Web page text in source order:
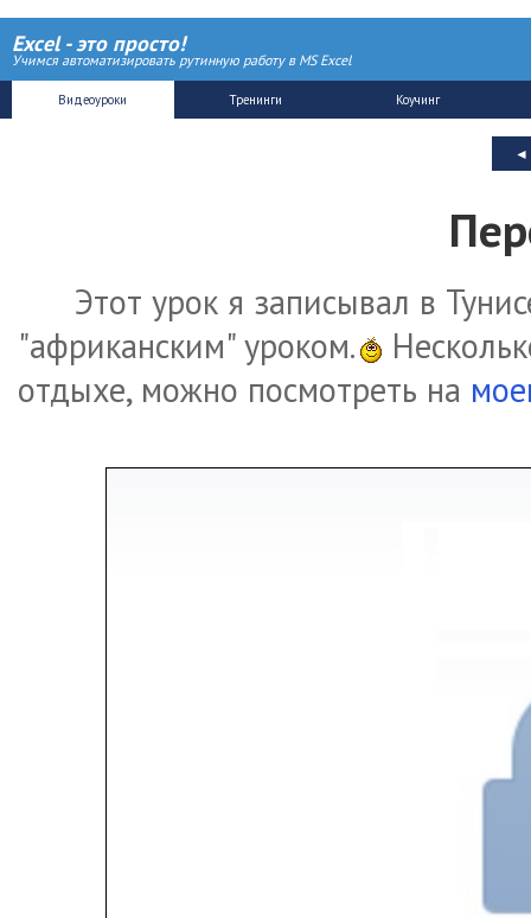
Excel - это просто!
Учимся автоматизировать рутинную работу в MS Excel
Этот урок я записывал в
"африканским" уроком.
отдыхе, можно посмотреть на